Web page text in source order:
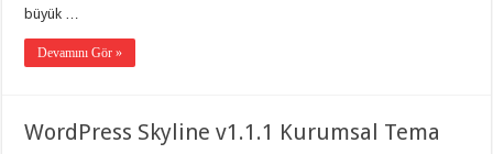
büyük …
Devamını Gör »
WordPress Skyline v1.1.1 Kurumsal Tema